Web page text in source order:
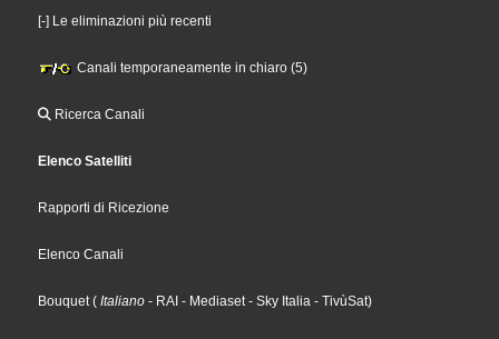
[-] Le eliminazioni più recenti
Canali temporaneamente in chiaro (5)
Ricerca Canali
Elenco Satelliti
Rapporti di Ricezione
Elenco Canali
Bouquet( Italiano - RAI - Mediaset- Sky Italia - TivùSat)